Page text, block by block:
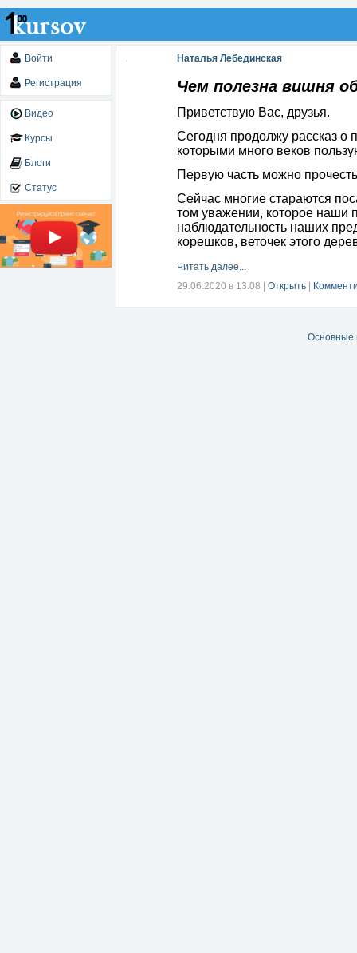
Войти
Регистрация
Видео
Курсы
Блоги
Статус
Наталья Лебединская
Чем полезна вишня
Приветствую Вас, друзья.
Сегодня продолжу рассказ о
которыми много веков
Первую часть можно
Сейчас многие стараются
том уважении, которое наши
наблюдательность наших
корешков, веточек этого
Читать далее...
29.06.2020 в 13:08
Открыть
Основные